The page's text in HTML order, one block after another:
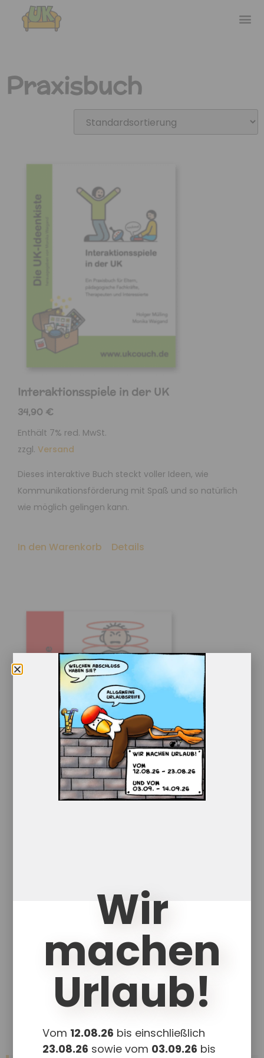
Praxisbuch
Interaktionsspiele in der UK
34,90 €
Enthält 7% red. MwSt.
zzgl. Versand
Dieses interaktive Buch steckt voller Ideen, wie
Kommunikationsförderung mit Spaß und so natürlich
wie möglich gelingen kann.
In den Warenkorb Details
Menschen mit kommunikativen Einschränkungen
haben oft keine Alternative zu herausforderndem
Verhalten …
In den Warenkorb Details
Wir
machen
Urlaub!
Vom 12.08.26 bis einschließlich
23.08.26 sowie vom 03.09.26 bis